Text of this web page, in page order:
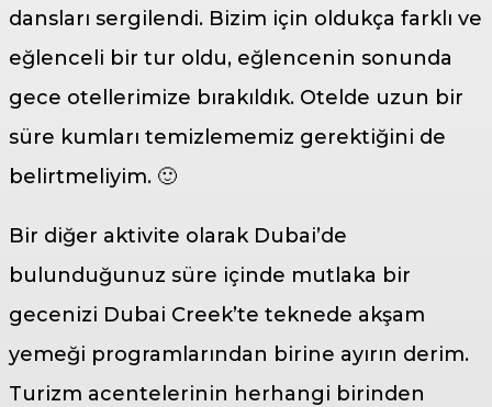
dansları sergilendi. Bizim için oldukça farklı ve
eğlenceli bir tur oldu, eğlencenin sonunda
gece otellerimize bırakıldık. Otelde uzun bir
süre kumları temizlememiz gerektiğini de
belirtmeliyim. 🙂
Bir diğer aktivite olarak Dubai’de
bulunduğunuz süre içinde mutlaka bir
gecenizi Dubai Creek’te teknede akşam
yemeği programlarından birine ayırın derim.
Turizm acentelerinin herhangi birinden